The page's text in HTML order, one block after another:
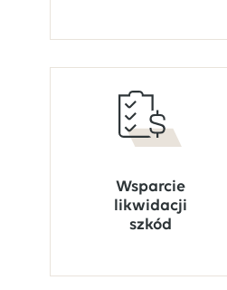
Wsparcie
likwidacji
szkód